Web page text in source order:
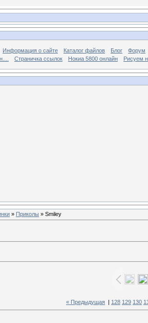
Информация о сайте Каталог файлов Блог
Форум
Страничка ссылок Нокиа 5800 онлайн Рисуем
» Приколы » Smiley
« Предыдущая 128 129 130